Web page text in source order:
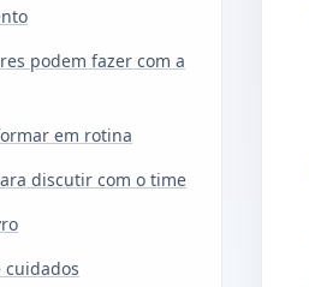
podem fazer com a
em rotina
discutir com o time
cuidados